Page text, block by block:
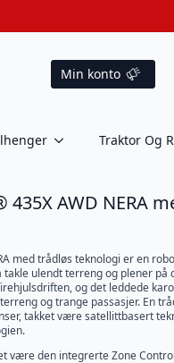
Min konto
Traktor Og
AWD NERA
med trådløs teknologi er en
ulendt terreng og plener på
og det leddede
og trange passasjer. En
takket være satellittbasert
være den integrerte Zone